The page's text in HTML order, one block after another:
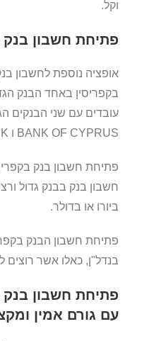
וקל.
פתיחת חשבון בנק
אופציה נוספת לחשבון
בקפריסין באחד הבנק
עובדים עם שני הבנקים
BANK OF CYPRUS ו HELENIC BANK.
פתיחת חשבון בנק
חשבון בנק בבנק גדול
ביורו או בדולר.
פתיחת חשבון הבנק
בנדל"ן, כאלו אשר רוצים
פתיחת חשבון
עם גורם אמין